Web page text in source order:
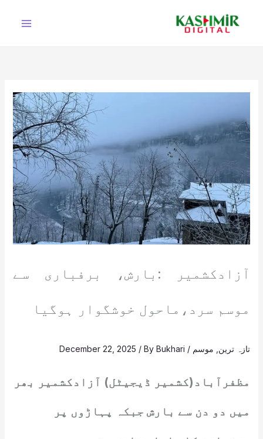
آزادکشمیر :بارش، برفباری سے
موسم سرد،ماحول خوشگوار ہوگیا
تازہ ترین موسم /
December 22, 2025 / ByBukhari
مظفرآباد(کشمیر ڈیجیٹل) آزادکشمیر بھر
میں دو دن سے بارش جبکہ پہاڑوں پر